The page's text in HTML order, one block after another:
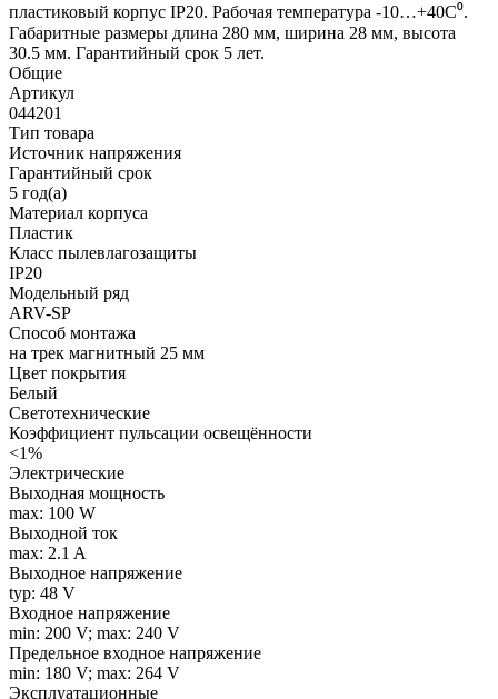
пластиковый корпус IP20. Рабочая температура -10…+40C⁰.
Габаритные размеры длина 280 мм, ширина 28 мм, высота
30.5 мм. Гарантийный срок 5 лет.
Общие
Артикул
044201
Тип товара
Источник напряжения
Гарантийный срок
5 год(а)
Материал корпуса
Пластик
Класс пылевлагозащиты
IP20
Модельный ряд
ARV-SP
Способ монтажа
на трек магнитный 25 мм
Цвет покрытия
Белый
Светотехнические
Коэффициент пульсации освещённости
<1%
Электрические
Выходная мощность
max: 100 W
Выходной ток
max: 2.1 A
Выходное напряжение
typ: 48 V
Входное напряжение
min: 200 V; max: 240 V
Предельное входное напряжение
min: 180 V; max: 264 V
Эксплуатационные